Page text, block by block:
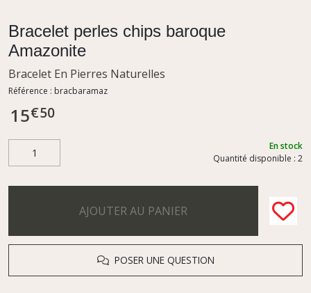
Bracelet perles chips baroque
Amazonite
Bracelet En Pierres Naturelles
Référence : bracbaramaz
15€50
En stock
Quantité disponible : 2
AJOUTER AU PANIER
POSER UNE QUESTION